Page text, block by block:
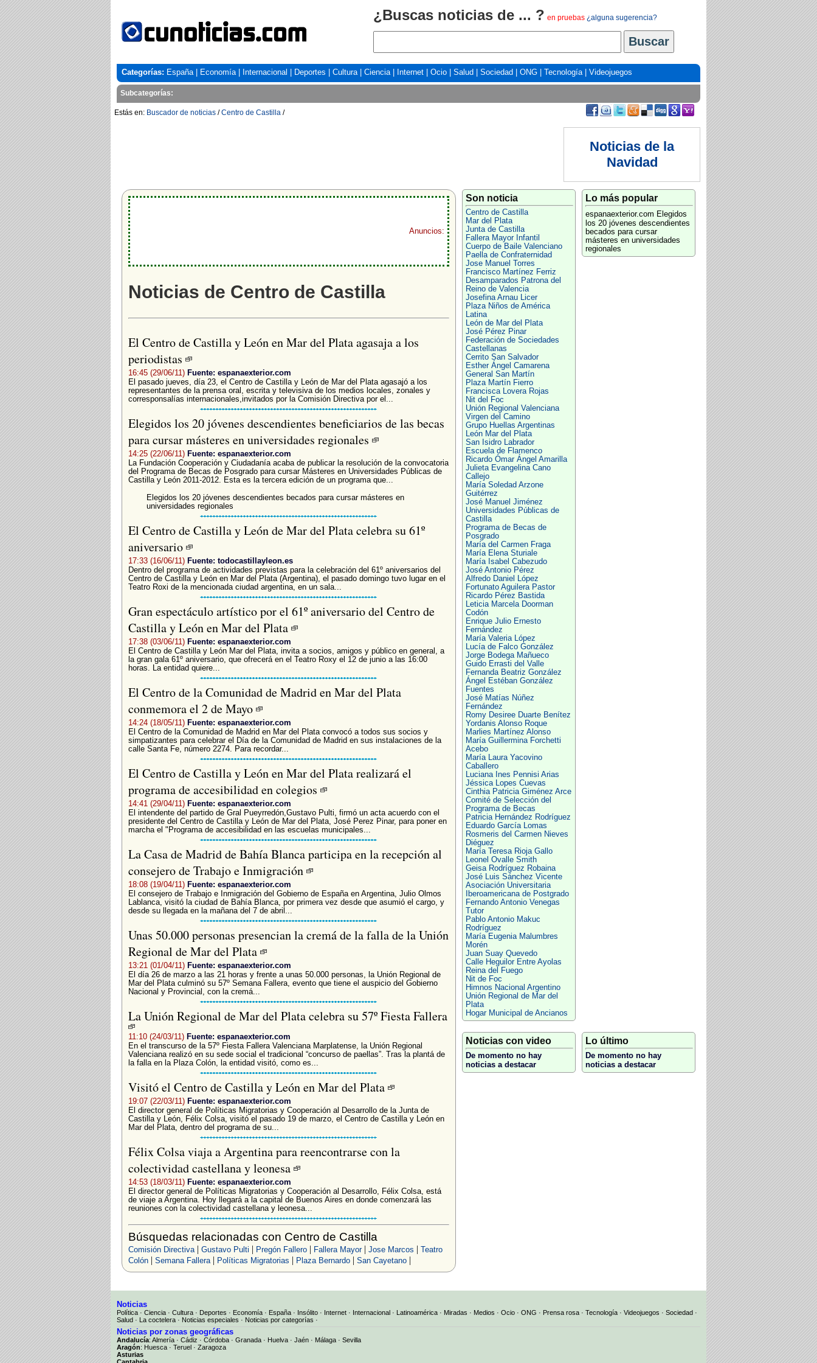
¿Buscas noticias de ... ? en pruebas ¿alguna sugerencia?
Categorías: España| Economía| Internacional Deportes Cultura| Ciencia| Internet Ocio Salud Sociedad ONG Tecnología| Videojuegos
Subcategorías:
Estás en: Buscador de noticias /Centro de Castilla /
Noticias de la
Navidad
Anuncios:
Noticias de Centro de Castilla
El Centro de Castilla y León en Mar del Plata agasaja a los
periodistas
16:45 (29/06/11) Fuente: espanaexterior.com
El pasado jueves, día 23, el Centro de Castilla y León de Mar del Plata agasajó a los
representantes de la prensa oral, escrita y televisiva de los medios locales, zonales y
corresponsalías internacionales,invitados por la Comisión Directiva por el...
Elegidos los 20 jóvenes descendientes beneficiarios de las becas
para cursar másteres en universidades regionales
14:25 (22/06/11) Fuente: espanaexterior.com
La Fundación Cooperación y Ciudadanía acaba de publicar la resolución de la convocatoria
del Programa de Becas de Posgrado para cursar Másteres en Universidades Públicas de
Castilla y León 2011-2012. Esta es la tercera edición de un programa que...
Elegidos los 20 jóvenes descendientes becados para cursar másteres en
universidades regionales
El Centro de Castilla y León de Mar del Plata celebra su 61º
aniversario
17:33 (16/06/11) Fuente: todocastillayleon.es
Dentro del programa de actividades previstas para la celebración del 61º aniversarios del
Centro de Castilla y León en Mar del Plata (Argentina), el pasado domingo tuvo lugar en el
Teatro Roxi de la mencionada ciudad argentina, en un sala...
Gran espectáculo artístico por el 61º aniversario del Centro de
Castilla y León en Mar del Plata
17:38 (03/06/11) Fuente: espanaexterior.com
El Centro de Castilla y León Mar del Plata, invita a socios, amigos y público en general, a
la gran gala 61º aniversario, que ofrecerá en el Teatro Roxy el 12 de junio a las 16:00
horas. La entidad quiere...
El Centro de la Comunidad de Madrid en Mar del Plata
conmemora el 2 de Mayo
14:24 (18/05/11) Fuente: espanaexterior.com
El Centro de la Comunidad de Madrid en Mar del Plata convocó a todos sus socios y
simpatizantes para celebrar el Día de la Comunidad de Madrid en sus instalaciones de la
calle Santa Fe, número 2274. Para recordar...
El Centro de Castilla y León en Mar del Plata realizará el
programa de accesibilidad en colegios
14:41 (29/04/11) Fuente: espanaexterior.com
El intendente del partido de Gral Pueyrredón,Gustavo Pulti, firmó un acta acuerdo con el
presidente del Centro de Castilla y León de Mar del Plata, José Perez Pinar, para poner en
marcha el "Programa de accesibilidad en las escuelas municipales...
La Casa de Madrid de Bahía Blanca participa en la recepción al
consejero de Trabajo e Inmigración
18:08 (19/04/11) Fuente: espanaexterior.com
El consejero de Trabajo e Inmigración del Gobierno de España en Argentina, Julio Olmos
Lablanca, visitó la ciudad de Bahía Blanca, por primera vez desde que asumió el cargo, y
desde su llegada en la mañana del 7 de abril...
Unas 50.000 personas presencian la cremá de la falla de la Unión
Regional de Mar del Plata
13:21 (01/04/11) Fuente: espanaexterior.com
El día 26 de marzo a las 21 horas y frente a unas 50.000 personas, la Unión Regional de
Mar del Plata culminó su 57º Semana Fallera, evento que tiene el auspicio del Gobierno
Nacional y Provincial, con la cremá...
La Unión Regional de Mar del Plata celebra su 57º Fiesta Fallera
11:10 (24/03/11) Fuente: espanaexterior.com
En el transcurso de la 57º Fiesta Fallera Valenciana Marplatense, la Unión Regional
Valenciana realizó en su sede social el tradicional “concurso de paellas”. Tras la plantá de
la falla en la Plaza Colón, la entidad visitó, como es...
Visitó el Centro de Castilla y León en Mar del Plata
19:07 (22/03/11) Fuente: espanaexterior.com
El director general de Políticas Migratorias y Cooperación al Desarrollo de la Junta de
Castilla y León, Félix Colsa, visitó el pasado 19 de marzo, el Centro de Castilla y León en
Mar del Plata, dentro del programa de su...
Félix Colsa viaja a Argentina para reencontrarse con la
colectividad castellana y leonesa
14:53 (18/03/11) Fuente: espanaexterior.com
El director general de Políticas Migratorias y Cooperación al Desarrollo, Félix Colsa, está
de viaje a Argentina. Hoy llegará a la capital de Buenos Aires en donde comenzará las
reuniones con la colectividad castellana y leonesa...
Búsquedas relacionadas con Centro de Castilla
Comisión Directiva| Gustavo Pulti | Pregón Fallero| Fallera Mayor| Jose Marcos | Teatro
Colón| Semana Fallera| Políticas Migratorias | Plaza Bernardo| San Cayetano|
Son noticia
Centro de Castilla
Mar del Plata
Junta de Castilla
Fallera Mayor Infantil
Cuerpo de Baile Valenciano
Paella de Confraternidad
Jose Manuel Torres
Francisco Martínez Ferriz
Desamparados Patrona del
Reino de Valencia
Josefina Arnau Licer
Plaza Niños de América
Latina
León de Mar del Plata
José Pérez Pinar
Federación de Sociedades
Castellanas
Cerrito San Salvador
Esther Ángel Camarena
General San Martín
Plaza Martín Fierro
Francisca Lovera Rojas
Nit del Foc
Unión Regional Valenciana
Virgen del Camino
Grupo Huellas Argentinas
León Mar del Plata
San Isidro Labrador
Escuela de Flamenco
Ricardo Ómar Ángel Amarilla
Julieta Evangelina Cano
Callejo
María Soledad Arzone
Guitérrez
José Manuel Jiménez
Universidades Públicas de
Castilla
Programa de Becas de
Posgrado
María del Carmen Fraga
María Elena Sturiale
María Isabel Cabezudo
José Antonio Pérez
Alfredo Daniel López
Fortunato Aguilera Pastor
Ricardo Pérez Bastida
Leticia Marcela Doorman
Codón
Enrique Julio Ernesto
Fernández
María Valeria López
Lucía de Falco González
Jorge Bodega Mañueco
Guido Errasti del Valle
Fernanda Beatriz González
Ángel Estéban González
Fuentes
José Matías Núñez
Fernández
Romy Desiree Duarte Benítez
Yordanis Alonso Roque
Marlies Martínez Alonso
María Guillermina Forchetti
Acebo
María Laura Yacovino
Caballero
Luciana Ines Pennisi Arias
Jéssica Lopes Cuevas
Cinthia Patricia Giménez Arce
Comité de Selección del
Programa de Becas
Patricia Hernández Rodríguez
Eduardo García Lomas
Rosmeris del Carmen Nieves
Diéguez
María Teresa Rioja Gallo
Leonel Ovalle Smith
Geisa Rodríguez Robaina
José Luis Sánchez Vicente
Asociación Universitaria
Iberoamericana de Postgrado
Fernando Antonio Venegas
Tutor
Pablo Antonio Makuc
Rodríguez
María Eugenia Malumbres
Morén
Juan Suay Quevedo
Calle Heguilor Entre Ayolas
Reina del Fuego
Nit de Foc
Himnos Nacional Argentino
Unión Regional de Mar del
Plata
Hogar Municipal de Ancianos
Lo más popular
espanaexterior.com Elegidos
los 20 jóvenes descendientes
becados para cursar
másteres en universidades
regionales
Noticias con video
De momento no hay
noticias a destacar
Lo último
De momento no hay
noticias a destacar
Noticias
Política · Ciencia · Cultura · Deportes · Economía · España · Insólito · Internet · Internacional · Latinoamérica · Miradas · Medios · Ocio · ONG · Prensa rosa · Tecnología · Videojuegos · Sociedad ·
Salud · La coctelera · Noticias especiales · Noticias por categorías ·
Noticias por zonas geográficas
Andalucía: Almería · Cádiz · Córdoba · Granada · Huelva · Jaén · Málaga · Sevilla
Aragón: Huesca · Teruel · Zaragoza
Asturias